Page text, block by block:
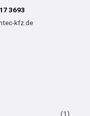
3693
kfz.de
(1)